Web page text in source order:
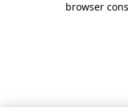
browser